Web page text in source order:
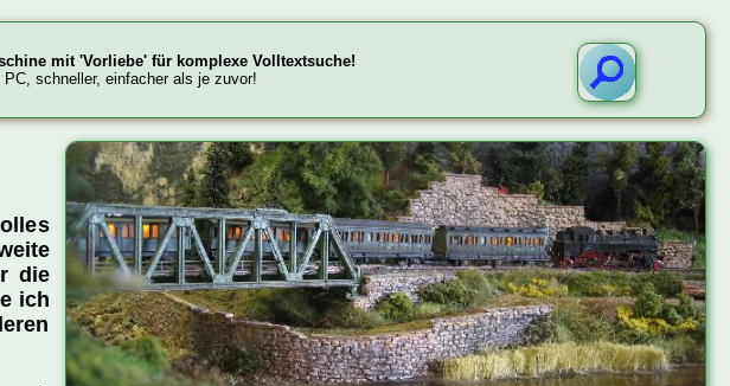
mit 'Vorliebe' für komplexe Volltextsuche!
schneller, einfacher als je zuvor!
die
ich